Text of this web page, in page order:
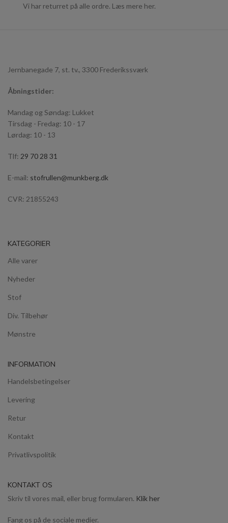
Vi har returret på alle ordre. Læs mere her.
Jernbanegade 7, st. tv., 3300 Frederikssværk
Åbningstider:
Mandag og Søndag: Lukket
Tirsdag - Fredag: 10 - 17
Lørdag: 10 - 13
Tlf: 29 70 28 31
E-mail: stofrullen@munkberg.dk
CVR: 21855243
KATEGORIER
Alle varer
Nyheder
Stof
Div. Tilbehør
Mønstre
INFORMATION
Handelsbetingelser
Levering
Retur
Kontakt
Privatlivspolitik
KONTAKT OS
Skriv til vores mail, eller brug formularen. Klik her
Fang os på de sociale medier.